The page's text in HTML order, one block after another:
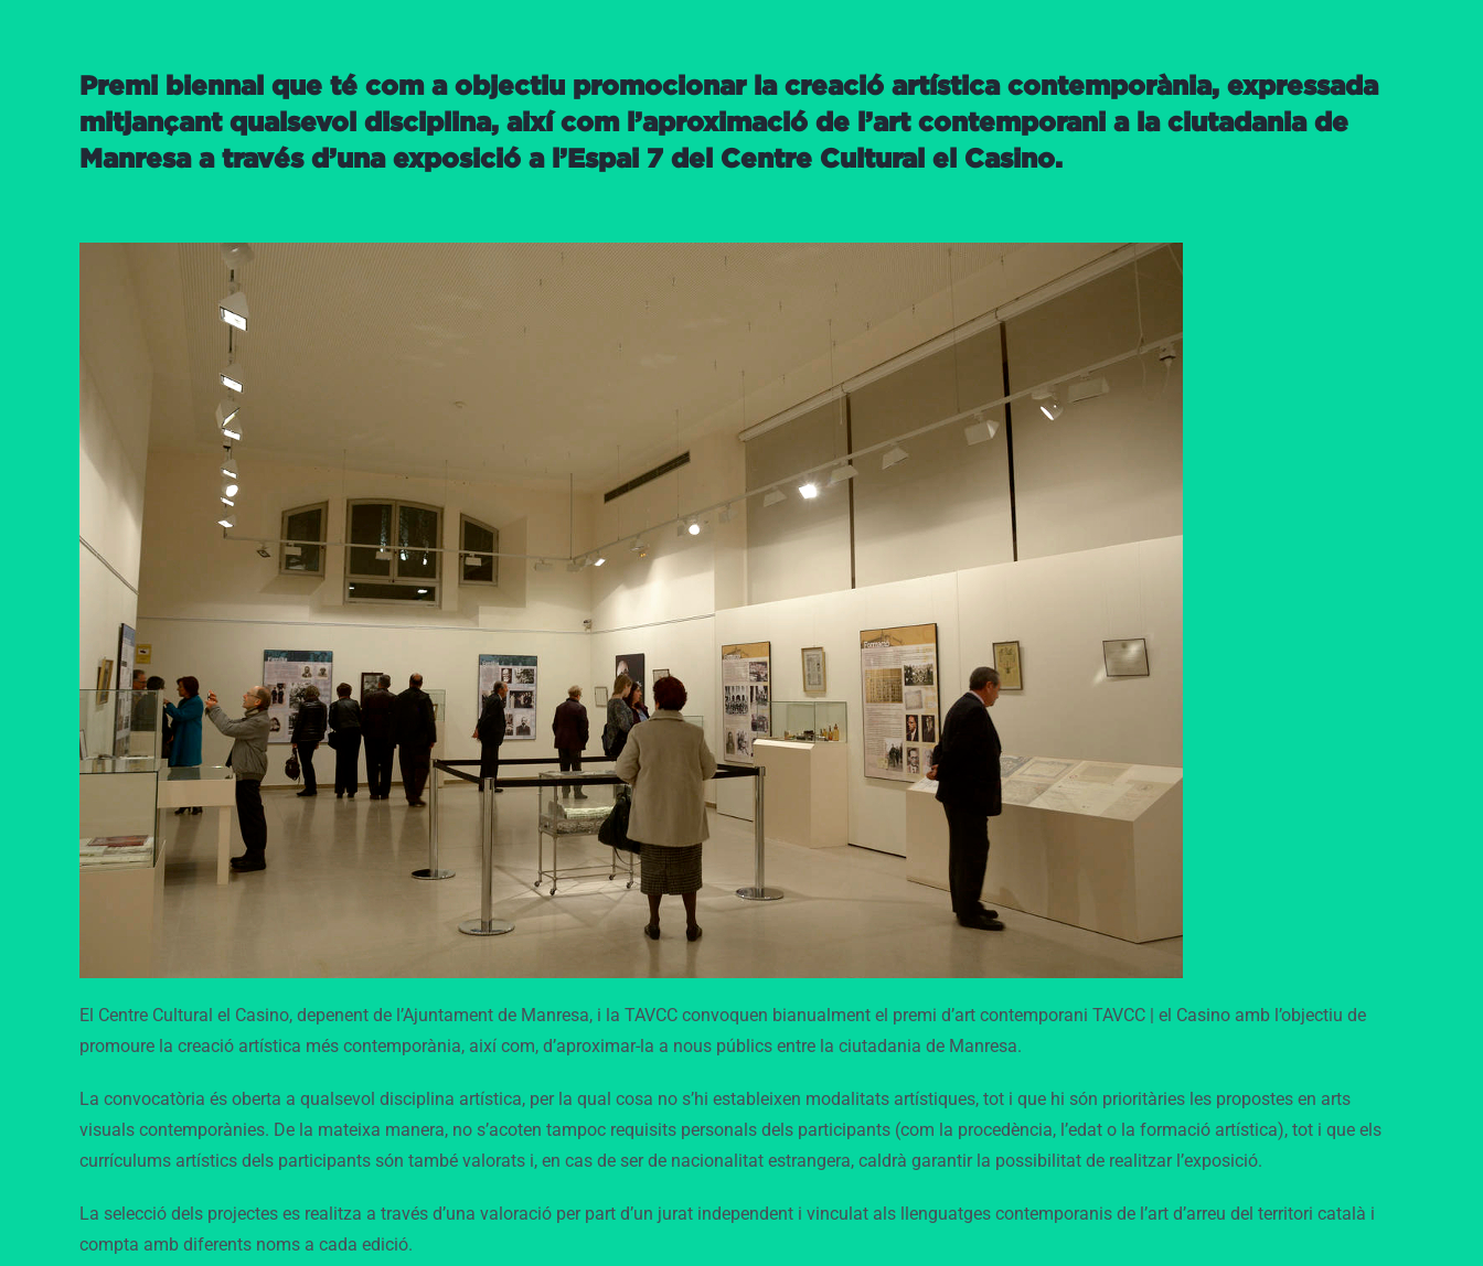
Premi biennal que té com a objectiu promocionar la creació artística contemporània, expressada
mitjançant qualsevol disciplina, així com l’aproximació de l’art contemporani a la ciutadania de
Manresa a través d’una exposició a l’Espai 7 del Centre Cultural el Casino.
El Centre Cultural el Casino, depenent de l’Ajuntament de Manresa, i la TAVCC convoquen bianualment el premi d’art contemporani TAVCC | el Casino amb l’objectiu de
promoure la creació artística més contemporània, així com, d’aproximar-la a nous públics entre la ciutadania de Manresa.
La convocatòria és oberta a qualsevol disciplina artística, per la qual cosa no s’hi estableixen modalitats artístiques, tot i que hi són prioritàries les propostes en arts
visuals contemporànies. De la mateixa manera, no s’acoten tampoc requisits personals dels participants (com la procedència, l’edat o la formació artística), tot i que els
currículums artístics dels participants són també valorats i, en cas de ser de nacionalitat estrangera, caldrà garantir la possibilitat de realitzar l’exposició.
La selecció dels projectes es realitza a través d’una valoració per part d’un jurat independent i vinculat als llenguatges contemporanis de l’art d’arreu del territori català i
compta amb diferents noms a cada edició.